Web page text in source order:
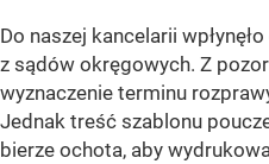
Do naszej kancelarii
z sądów okręgowych. Z
wyznaczenie terminu
Jednak treść szablonu
bierze ochota, aby